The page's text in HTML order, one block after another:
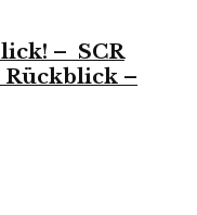
– SCR
Rückblick –